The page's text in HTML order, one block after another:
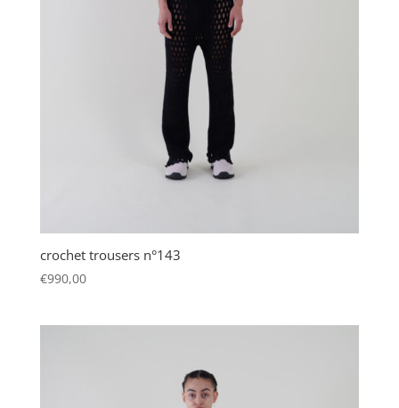
crochet trousers n°143
€990,00